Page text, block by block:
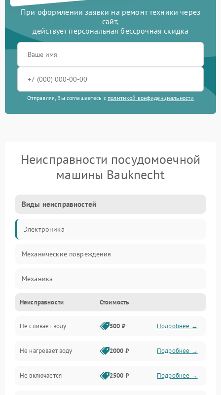
При оформлении заявки на ремонт техники через
сайт,
действует персональная бессрочная скидка
Отправляя, Вы соглашаетесь с политикой конфиденциальности
Неисправности посудомоечной
машины Bauknecht
Виды неисправностей
Электроника
Механические повреждения
Механика
Управление
Электропитание
Датчики
Нагрев
Неисправности Стоимость
Не сливает воду 500 ₽ Подробнее →
Не нагревает воду 2000 ₽ Подробнее →
Не включается 2500 ₽ Подробнее →